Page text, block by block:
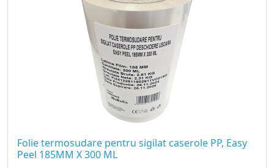
Folie termosudare pentru sigilat caserole PP, Easy
Peel 185MM X 300 ML